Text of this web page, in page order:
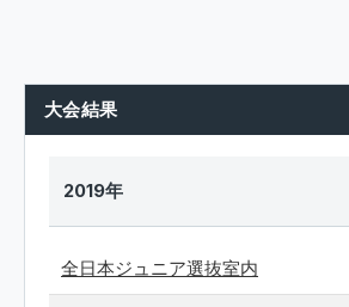
大会結果
2019年
全日本ジュニア選抜室内